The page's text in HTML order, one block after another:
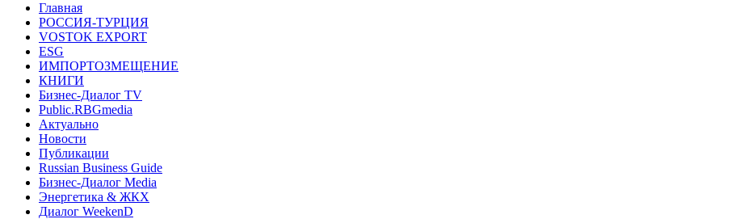
Главная
РОССИЯ-ТУРЦИЯ
VOSTOK EXPORT
ESG
ИМПОРТОЗМЕЩЕНИЕ
КНИГИ
Бизнес-Диалог TV
Public.RBGmedia
Актуально
Новости
Публикации
Russian Business Guide
Бизнес-Диалог Media
Энергетика & ЖКХ
Диалог WeekenD